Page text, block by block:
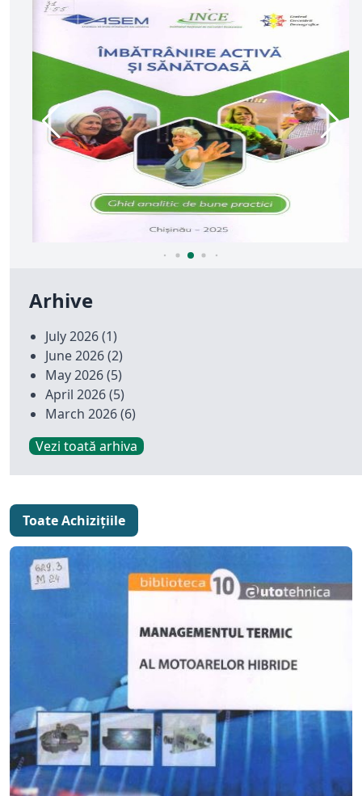
Arhive
July 2026(1)
June 2026(2)
May 2026(5)
April 2026(5)
March 2026(6)
Vezi toată arhiva
Toate Achizițiile